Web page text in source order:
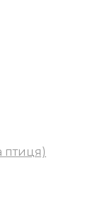
птиця)